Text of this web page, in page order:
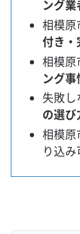
ング業
相模原
付き・
相模原
ング事
失敗し
の選び
相模原
り込み